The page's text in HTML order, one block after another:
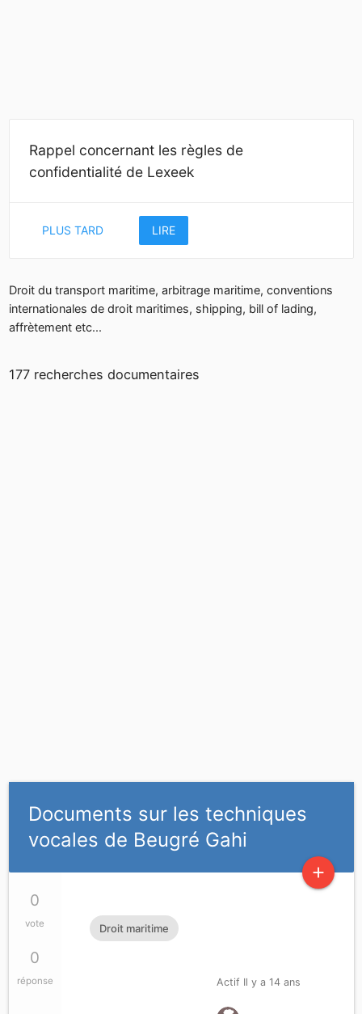
Rappel concernant les règles de
confidentialité de Lexeek
PLUS TARD LIRE
Droit du transport maritime, arbitrage maritime, conventions
internationales de droit maritimes, shipping, bill of lading,
affrètement etc...
177 recherches documentaires
Documents sur les techniques
vocales de Beugré Gahi
add
0
vote
0
réponse
Droit maritime
Actif Il y a 14 ans